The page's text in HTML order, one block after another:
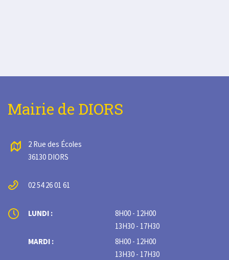
Mairie de DIORS
2 Rue des Écoles
36130 DIORS
02 54 26 01 61
LUNDI :
8H00 - 12H00
13H30 - 17H30
MARDI :
8H00 - 12H00
13H30 - 17H30